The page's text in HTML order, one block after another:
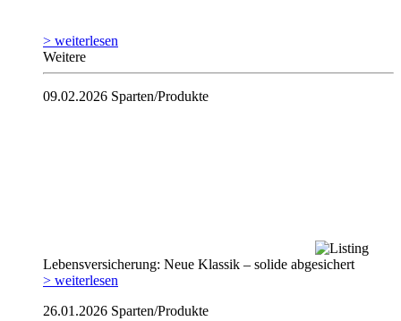
> weiterlesen
Weitere
09.02.2026 Sparten/Produkte
Lebensversicherung: Neue Klassik – solide abgesichert
> weiterlesen
26.01.2026 Sparten/Produkte